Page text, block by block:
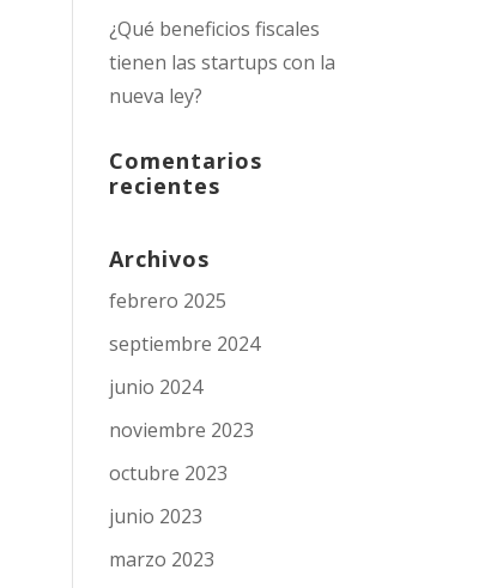
¿Qué beneficios fiscales
tienen las startups con la
nueva ley?
Comentarios
recientes
Archivos
febrero 2025
septiembre 2024
junio 2024
noviembre 2023
octubre 2023
junio 2023
marzo 2023